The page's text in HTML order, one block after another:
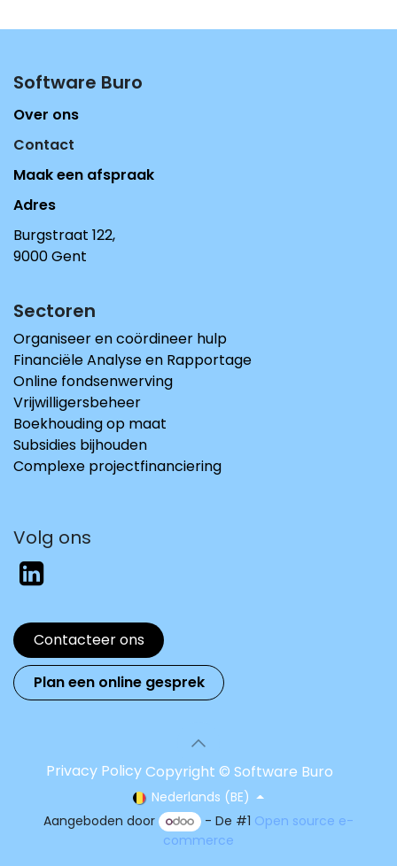
Software Buro​
Over ons
Contact
Maak een afspraak
Adres
Burgstraat 122,
9000 Gent
Sectoren
Organiseer en coördineer hulp
Financiële Analyse en Rapportage
Online fondsenwerving
Vrijwilligersbeheer
Boekhouding op maat
Subsidies bijhouden
Complexe projectfinanciering
Volg ons
Contacteer ons
Plan een online gesprek
Privacy PolicyCopyright © Software Buro
Nederlands (BE)
Aangeboden door
- De #1 Open source e-
commerce